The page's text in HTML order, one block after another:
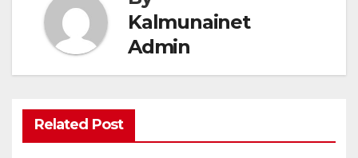
Kalmunainet
Admin
Related Post